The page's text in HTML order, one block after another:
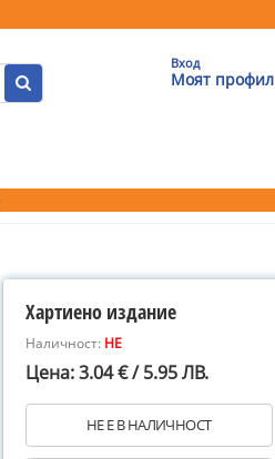
Вход
Моят профил
Хартиено издание
Наличност: НЕ
Цена: 3.04 € / 5.95 ЛВ.
НЕ Е В НАЛИЧНОСТ